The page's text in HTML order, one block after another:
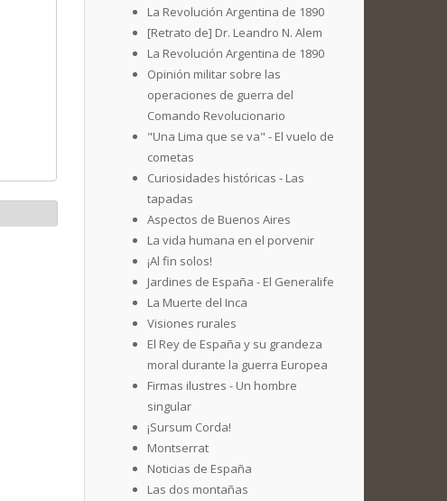
La Revolución Argentina de 1890
[Retrato de] Dr. Leandro N. Alem
La Revolución Argentina de 1890
Opinión militar sobre las
operaciones de guerra del
Comando Revolucionario
"Una Lima que se va" - El vuelo de
cometas
Curiosidades históricas - Las
tapadas
Aspectos de Buenos Aires
La vida humana en el porvenir
¡Al fin solos!
Jardines de España - El Generalife
La Muerte del Inca
Visiones rurales
El Rey de España y su grandeza
moral durante la guerra Europea
Firmas ilustres - Un hombre
singular
¡Sursum Corda!
Montserrat
Noticias de España
Las dos montañas